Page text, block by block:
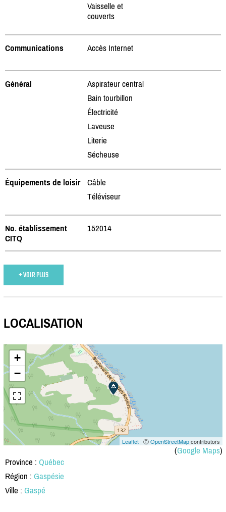
Vaisselle et
couverts
Communications Accès Internet
Général
Aspirateur central
Bain tourbillon
Électricité
Laveuse
Literie
Sécheuse
Équipements de loisir
Câble
Téléviseur
No. établissement
CITQ
152014
+ VOIR PLUS
LOCALISATION
+
−
Leaflet | ⒸOpenStreetMapcontributors
(Google Maps)
Province : Québec
Région : Gaspésie
Ville : Gaspé